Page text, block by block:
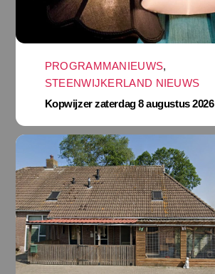
PROGRAMMANIEUWS,
STEENWIJKERLAND NIEUWS
Kopwijzer zaterdag 8 augustus 2026